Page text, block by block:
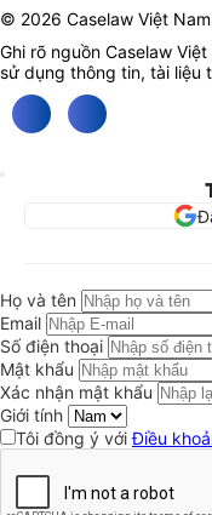
© 2026 Caselaw Việt
Ghi rõ nguồn Caselaw
sử dụng thông tin, tài liệu
Họ và tên
Email
Số điện thoại
Mật khẩu
Xác nhận mật khẩu
Giới tính
Tôi đồng ý vớiĐiều